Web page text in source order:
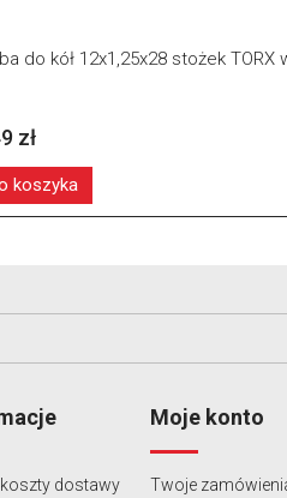
do kół 12x1,25x28 stożek TORX
zł
koszyka
koszty dostawy
Moje konto
Twoje